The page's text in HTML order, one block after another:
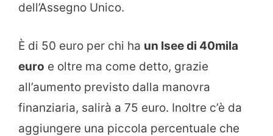
dell’Assegno Unico.
È di 50 euro per chi ha un Isee di 40mila
euro e oltre ma come detto, grazie
all’aumento previsto dalla manovra
finanziaria, salirà a 75 euro. Inoltre c’è da
aggiungere una piccola percentuale che